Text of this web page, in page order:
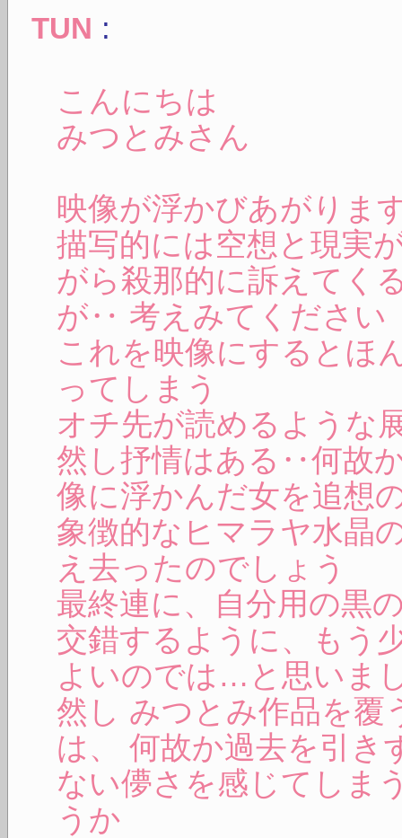
TUN :
こんにちは
みつとみさん
映像が浮かびあがりま
描写的には空想と現実
がら殺那的に訴えてく
が‥ 考えみてください
これを映像にするとほ
ってしまう
オチ先が読めるような
然し抒情はある‥何故
像に浮かんだ女を追想
象徴的なヒマラヤ水晶
え去ったのでしょう
最終連に、自分用の黒
交錯するように、もう
よいのでは…と思いま
然し みつとみ作品を覆
は、 何故か過去を引き
ない儚さを感じてしま
うか